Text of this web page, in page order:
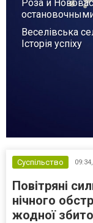
Роза и
Веселівська
Історія успіху
Суспільство 09:34,
Повітряні
нічного
жодної